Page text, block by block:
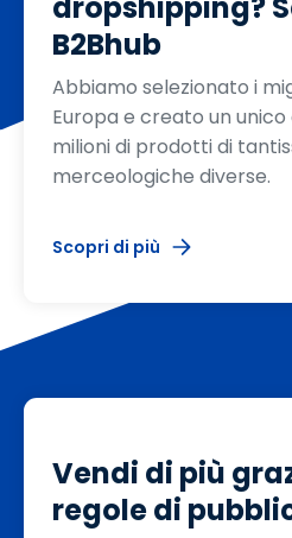
dropshipping?
B2Bhub
Abbiamo selezionato i
Europa e creato un
milioni di prodotti di
merceologiche diverse.
Scopri di più
Vendi di più
regole di